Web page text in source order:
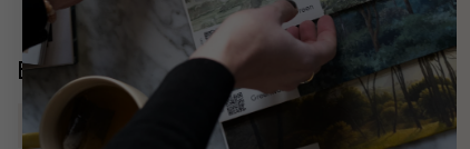
Entdecken Sie mehr
Weltkarten rosa Karten